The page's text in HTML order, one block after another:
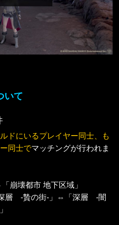
いて
ドにいるプレイヤー同士、も
同士でマッチングが行われま
崩壊都市 地下区域」
層 -贄の街-」⇔「深層 -闇